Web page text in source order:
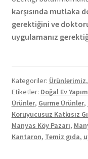
karşısında mutlaka
gerektiğini ve
uygulamanız
Kategoriler: Ürünlerimiz,
Etiketler: Doğal Ev
Ürünler, Gurme Ürünler,
Koruyucusuz Katkısız
Manyas Köy Pazarı,
Kantaron, Temiz gıda,